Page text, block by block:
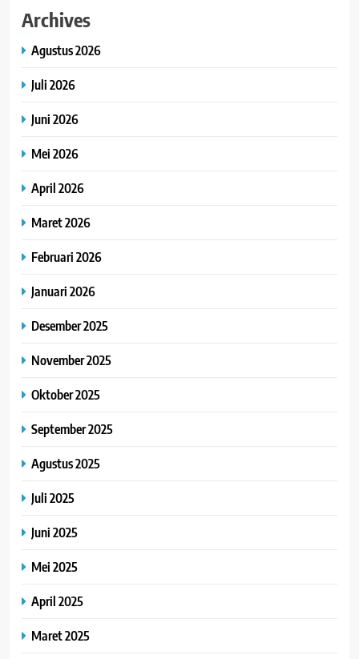
Archives
Agustus 2026
Juli 2026
Juni 2026
Mei 2026
April 2026
Maret 2026
Februari 2026
Januari 2026
Desember 2025
November 2025
Oktober 2025
September 2025
Agustus 2025
Juli 2025
Juni 2025
Mei 2025
April 2025
Maret 2025